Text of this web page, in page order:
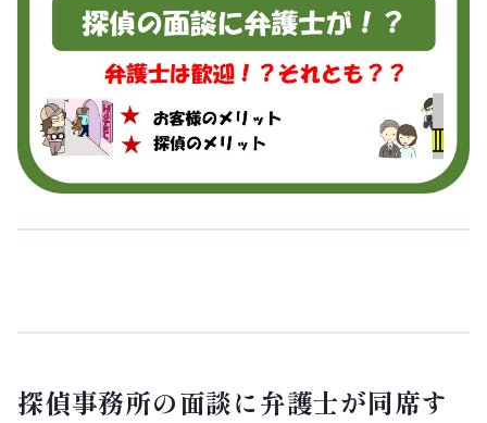
探偵事務所の面談に弁護士が同席す